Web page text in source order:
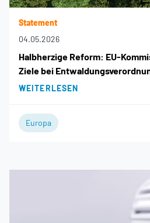
Statement
04.05.2026
Halbherzige Reform: EU-
Ziele bei
WEITERLESEN
Europa